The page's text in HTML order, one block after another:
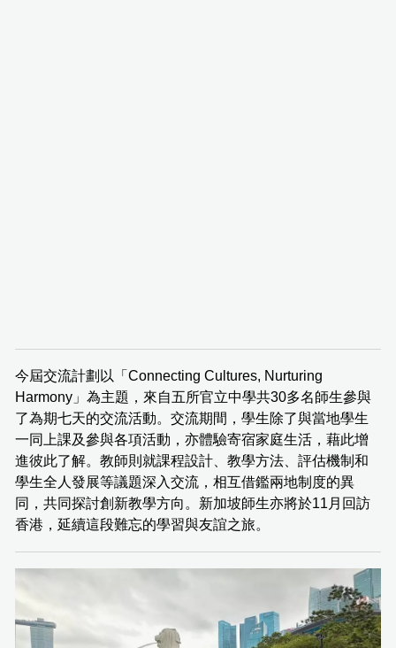
今屆交流計劃以「Connecting Cultures, Nurturing
Harmony」為主題，來自五所官立中學共30多名師生參與
了為期七天的交流活動。交流期間，學生除了與當地學生
一同上課及參與各項活動，亦體驗寄宿家庭生活，藉此增
進彼此了解。教師則就課程設計、教學方法、評估機制和
學生全人發展等議題深入交流，相互借鑑兩地制度的異
同，共同探討創新教學方向。新加坡師生亦將於11月回訪
香港，延續這段難忘的學習與友誼之旅。